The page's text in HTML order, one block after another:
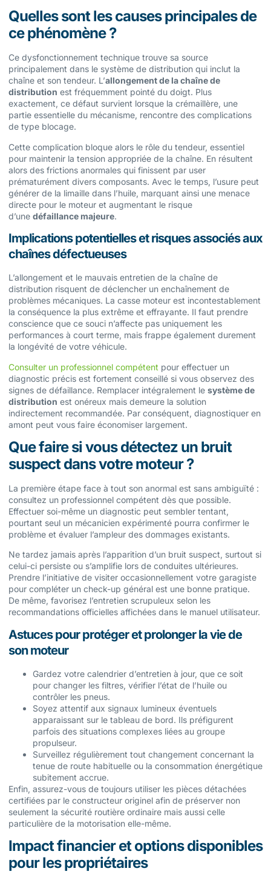
Quelles sont les causes principales de
ce phénomène ?
Ce dysfonctionnement technique trouve sa source
principalement dans le système de distribution qui inclut la
chaîne et son tendeur. L’allongement de la chaîne de
distribution est fréquemment pointé du doigt. Plus
exactement, ce défaut survient lorsque la crémaillère, une
partie essentielle du mécanisme, rencontre des complications
de type blocage.
Cette complication bloque alors le rôle du tendeur, essentiel
pour maintenir la tension appropriée de la chaîne. En résultent
alors des frictions anormales qui finissent par user
prématurément divers composants. Avec le temps, l’usure peut
générer de la limaille dans l’huile, marquant ainsi une menace
directe pour le moteur et augmentant le risque
d’une défaillance majeure.
Implications potentielles et risques associés aux
chaînes défectueuses
L’allongement et le mauvais entretien de la chaîne de
distribution risquent de déclencher un enchaînement de
problèmes mécaniques. La casse moteur est incontestablement
la conséquence la plus extrême et effrayante. Il faut prendre
conscience que ce souci n’affecte pas uniquement les
performances à court terme, mais frappe également durement
la longévité de votre véhicule.
Consulter un professionnel compétent pour effectuer un
diagnostic précis est fortement conseillé si vous observez des
signes de défaillance. Remplacer intégralement le système de
distribution est onéreux mais demeure la solution
indirectement recommandée. Par conséquent, diagnostiquer en
amont peut vous faire économiser largement.
Que faire si vous détectez un bruit
suspect dans votre moteur ?
La première étape face à tout son anormal est sans ambiguïté :
consultez un professionnel compétent dès que possible.
Effectuer soi-même un diagnostic peut sembler tentant,
pourtant seul un mécanicien expérimenté pourra confirmer le
problème et évaluer l’ampleur des dommages existants.
Ne tardez jamais après l’apparition d’un bruit suspect, surtout si
celui-ci persiste ou s’amplifie lors de conduites ultérieures.
Prendre l’initiative de visiter occasionnellement votre garagiste
pour compléter un check-up général est une bonne pratique.
De même, favorisez l’entretien scrupuleux selon les
recommandations officielles affichées dans le manuel utilisateur.
Astuces pour protéger et prolonger la vie de
son moteur
Gardez votre calendrier d’entretien à jour, que ce soit
pour changer les filtres, vérifier l’état de l’huile ou
contrôler les pneus.
Soyez attentif aux signaux lumineux éventuels
apparaissant sur le tableau de bord. Ils préfigurent
parfois des situations complexes liées au groupe
propulseur.
Surveillez régulièrement tout changement concernant la
tenue de route habituelle ou la consommation énergétique
subitement accrue.
Enfin, assurez-vous de toujours utiliser les pièces détachées
certifiées par le constructeur originel afin de préserver non
seulement la sécurité routière ordinaire mais aussi celle
particulière de la motorisation elle-même.
Impact financier et options disponibles
pour les propriétaires